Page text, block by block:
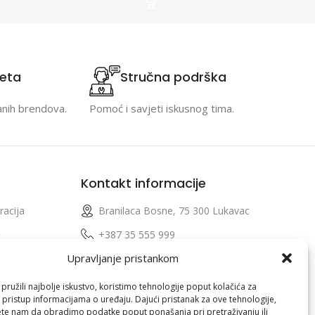
Upravljanje pristankom
najbolje iskustvo, koristimo tehnologije poput kolačića za
informacijama o uređaju. Dajući pristanak za ove tehnologije,
nam da obradimo podatke poput ponašanja pri pretraživanju ili
brendova.
Stručna podrška
Pomoć i savjeti iskusnog tima.
profila
Kontakt informacije
Branilaca Bosne, 75 300 Lukavac
+387 35 555 999
info@pconer.ba
ID: 4210115760008
PDV : 210115760008